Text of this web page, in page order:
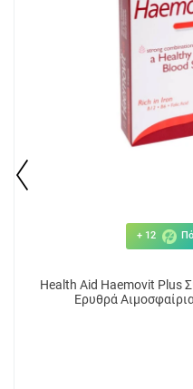
+ 12
Health Aid Haemovit Plus
Ερυθρά